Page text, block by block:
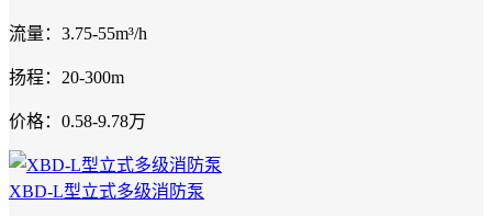
流量：3.75-55m³/h
扬程：20-300m
价格：0.58-9.78万
XBD-L型立式多级消防泵